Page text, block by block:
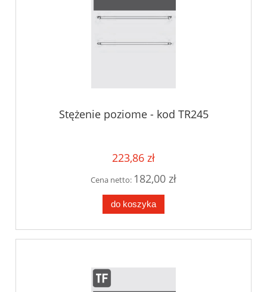
Stężenie poziome - kod TR245
223,86 zł
Cena netto: 182,00 zł
do koszyka